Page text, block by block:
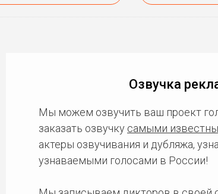
Озвучка
Мы можем озвучить ваш проект
заказать озвучку самыми
актеры озвучивания и дубляжа,
узнаваемыми голосами в России!